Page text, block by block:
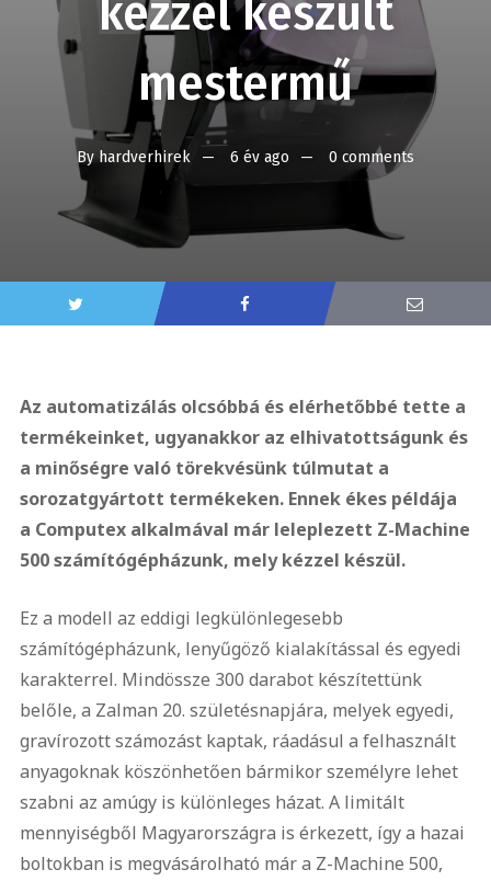
kézzel készült
mestermű
Byhardverhirek 6 év ago 0 comments
Az automatizálás olcsóbbá és elérhetőbbé tette a
termékeinket, ugyanakkor az elhivatottságunk és
a minőségre való törekvésünk túlmutat a
sorozatgyártott termékeken. Ennek ékes példája
a Computex alkalmával már leleplezett Z-Machine
500 számítógépházunk, mely kézzel készül.
Ez a modell az eddigi legkülönlegesebb
számítógépházunk, lenyűgöző kialakítással és egyedi
karakterrel. Mindössze 300 darabot készítettünk
belőle, a Zalman 20. születésnapjára, melyek egyedi,
gravírozott számozást kaptak, ráadásul a felhasznált
anyagoknak köszönhetően bármikor személyre lehet
szabni az amúgy is különleges házat. A limitált
mennyiségből Magyarországra is érkezett, így a hazai
boltokban is megvásárolható már a Z-Machine 500,